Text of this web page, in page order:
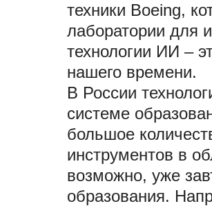
техники Boeing,
лаборатории для
технологии ИИ –
нашего времени.
В России
системе
большое
инструментов в
возможно, уже
образования.